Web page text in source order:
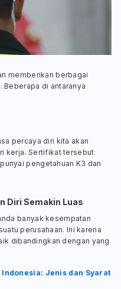
memberikan berbagai
Beberapa di antaranya
percaya diri kita akan
kerja. Sertifikat tersebut
pengetahuan K3 dan
Diri Semakin Luas
banyak kesempatan
perusahaan. Ini karena
dibandingkan dengan yang
Jenis dan Syarat